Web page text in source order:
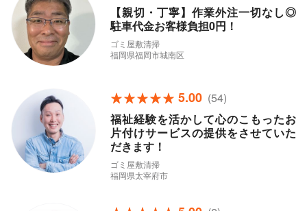
【親切・丁寧】作業外注一切なし◎
駐車代金お客様負担0円！
ゴミ屋敷清掃
福岡県福岡市城南区
5.00 (54)
福祉経験を活かして心のこもったお
片付けサービスの提供をさせていた
だきます！
ゴミ屋敷清掃
福岡県太宰府市